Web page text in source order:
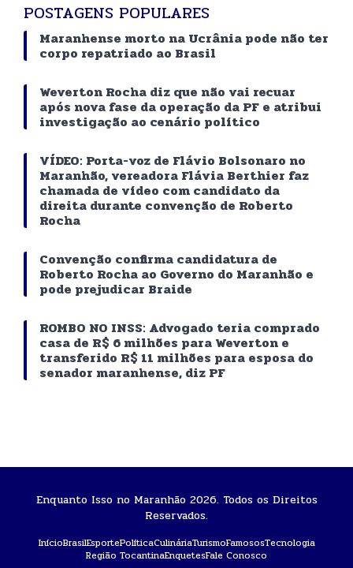
POSTAGENS POPULARES
Maranhense morto na Ucrânia pode não ter
corpo repatriado ao Brasil
Weverton Rocha diz que não vai recuar
após nova fase da operação da PF e atribui
investigação ao cenário político
VÍDEO: Porta-voz de Flávio Bolsonaro no
Maranhão, vereadora Flávia Berthier faz
chamada de vídeo com candidato da
direita durante convenção de Roberto
Rocha
Convenção confirma candidatura de
Roberto Rocha ao Governo do Maranhão e
pode prejudicar Braide
ROMBO NO INSS: Advogado teria comprado
casa de R$ 6 milhões para Weverton e
transferido R$ 11 milhões para esposa do
senador maranhense, diz PF
Enquanto Isso no Maranhão 2026. Todos os Direitos
Reservados.
InícioBrasilEsportePolíticaCulináriaTurismoFamososTecnologia
Região TocantinaEnquetesFale Conosco